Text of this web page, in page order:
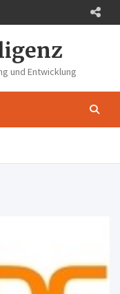
und Entwicklung